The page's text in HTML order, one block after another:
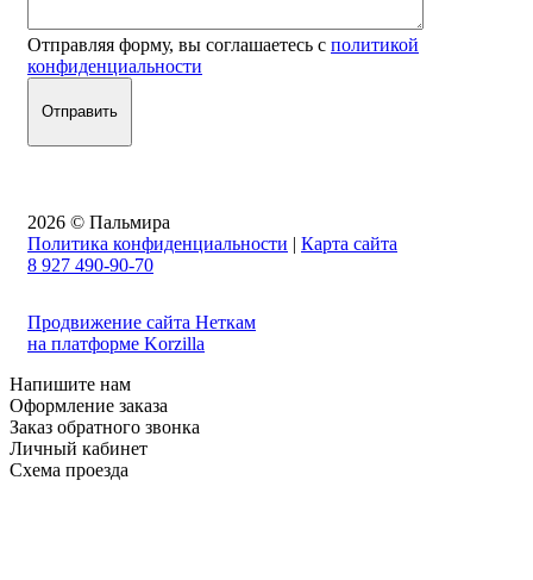
Отправляя форму, вы соглашаетесь с политикой
конфиденциальности
2026 © Пальмира
Политика конфиденциальности | Карта сайта
8 927 490-90-70
Продвижение сайта Неткам
на платформе Korzilla
Напишите нам
Оформление заказа
Заказ обратного звонка
Личный кабинет
Схема проезда